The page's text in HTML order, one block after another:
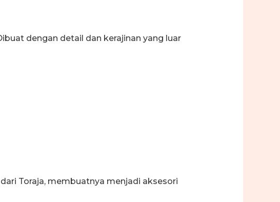
dengan detail dan kerajinan yang luar
Toraja, membuatnya menjadi aksesori